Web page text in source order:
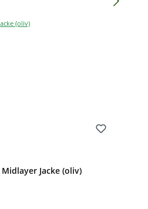
Jacke (oliv)